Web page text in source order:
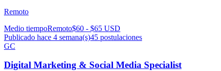
Remoto
Medio tiempoRemoto$60 - $65 USD
Publicado hace 4 semana(s)45 postulaciones
GC
Digital Marketing & Social Media Specialist